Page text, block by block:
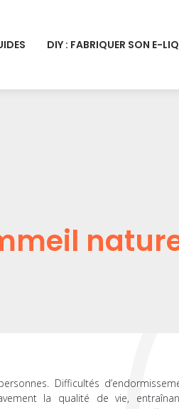
DIY : FABRIQUER SON E-
Difficultés
la qualité de vie,